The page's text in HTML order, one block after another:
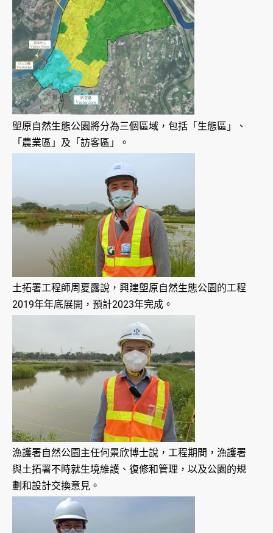
塱原自然生態公園將分為三個區域，包括「生態區」、
「農業區」及「訪客區」。
土拓署工程師周夏露說，興建塱原自然生態公園的工程
2019年年底展開，預計2023年完成。
漁護署自然公園主任何景欣博士說，工程期間，漁護署
與土拓署不時就生境維護、復修和管理，以及公園的規
劃和設計交換意見。